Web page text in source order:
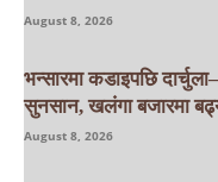
August 8, 2026
भन्सारमा कडाइपछि
सुनसान, खलंगा बजारमा
August 8, 2026